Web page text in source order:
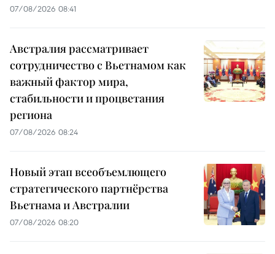
07/08/2026 08:41
Австралия рассматривает
сотрудничество с Вьетнамом как
важный фактор мира,
стабильности и процветания
региона
07/08/2026 08:24
Новый этап всеобъемлющего
стратегического партнёрства
Вьетнама и Австралии
07/08/2026 08:20